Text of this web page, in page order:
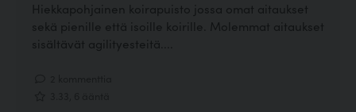
Hiekkapohjainen koirapuisto jossa omat aitaukset
sekä pienille että isoille koirille. Molemmat aitaukset
sisältävät agilityesteitä....